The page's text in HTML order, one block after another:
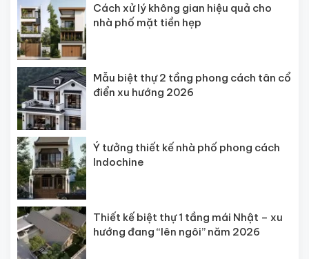
Cách xử lý không gian hiệu quả cho
nhà phố mặt tiền hẹp
Mẫu biệt thự 2 tầng phong cách tân cổ
điển xu hướng 2026
Ý tưởng thiết kế nhà phố phong cách
Indochine
Thiết kế biệt thự 1 tầng mái Nhật – xu
hướng đang “lên ngôi” năm 2026